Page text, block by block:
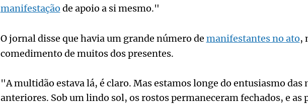
manifestação de apoio a si mesmo."
O jornal disse que havia um grande número de manifestantes no ato,
comedimento de muitos dos presentes.
"A multidão estava lá, é claro. Mas estamos longe do entusiasmo das
anteriores. Sob um lindo sol, os rostos permaneceram fechados, e as